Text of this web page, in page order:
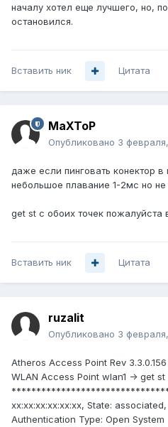
началу хотел еще лучшего, но,
остановился.
Вставить ник Цитата
MaXToP
Опубликовано 3
даже если пинговать конектор
небольшое плавание 1-2мс но не
get st с обоих точек пожалуйста
Вставить ник Цитата
ruzalit
Опубликовано 3
Atheros Access Point Rev 3.3.0.156
WLAN Access Point wlan1 -> get st
xx:xx:xx:xx:xx:xx, State:
Authentication Type: Open System